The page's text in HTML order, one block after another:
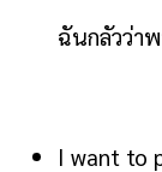
ฉันกลัวว่า
I want to